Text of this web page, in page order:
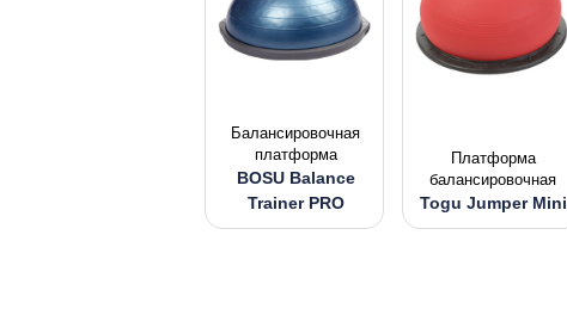
Балансировочная
платформа
BOSU Balance
Trainer PRO
Платформа
балансировочная
Togu Jumper Mini